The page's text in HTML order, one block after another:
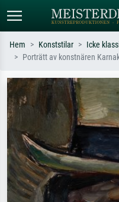
Sök efter konstnär, titel eller stil –
t.ex. Monet, Stjärnenatt,
impressionism, Hokusai-våg, naken.
Hem Konststilar Icke
Porträtt av konstnären